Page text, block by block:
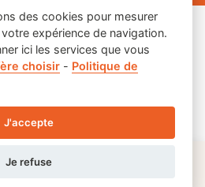
labels
des cookies pour mesurer
votre expérience de navigation.
ici les services que vous
choisir - Politique de
J'accepte
Je refuse